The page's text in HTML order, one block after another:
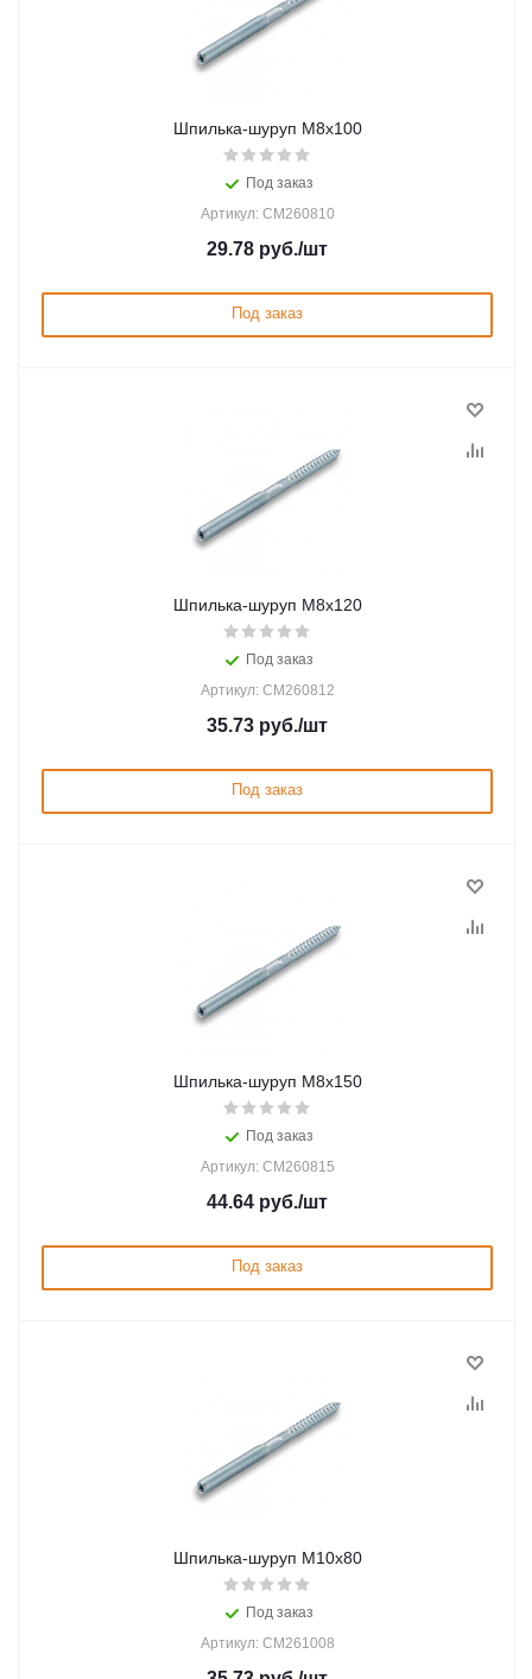
Шпилька-шуруп M8х100
Под заказ
Артикул: CM260810
29.78 руб./шт
Под заказ
Шпилька-шуруп M8х120
Под заказ
Артикул: CM260812
35.73 руб./шт
Под заказ
Шпилька-шуруп M8х150
Под заказ
Артикул: CM260815
44.64 руб./шт
Под заказ
Шпилька-шуруп M10х80
Под заказ
Артикул: CM261008